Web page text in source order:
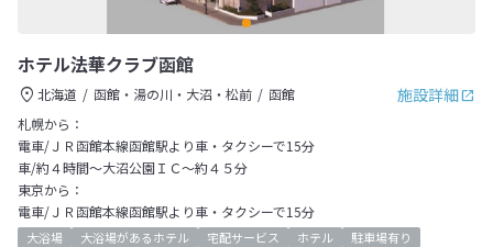
ホテル法華クラブ函館
施設詳細
北海道 函館・湯の川・大沼・松前
函館
札幌から：
電車/ＪＲ函館本線函館駅より車・タクシーで15分
車/約４時間～大沼公園ＩＣ～約４５分
東京から：
電車/ＪＲ函館本線函館駅より車・タクシーで15分
大浴場 大浴場があるホテル 宅配サービス ホテル
駐車場有り